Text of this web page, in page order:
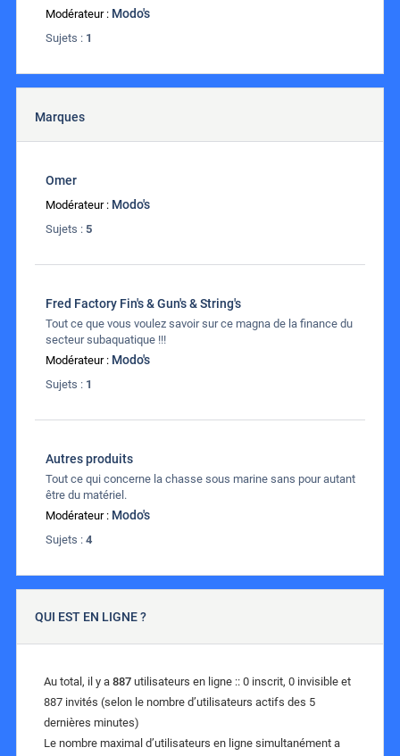
Modérateur : Modo's
Sujets : 1
Marques
Omer
Modérateur : Modo's
Sujets : 5
Fred Factory Fin's & Gun's & String's
Tout ce que vous voulez savoir sur ce magna de la finance du
secteur subaquatique !!!
Modérateur : Modo's
Sujets : 1
Autres produits
Tout ce qui concerne la chasse sous marine sans pour autant
être du matériel.
Modérateur : Modo's
Sujets : 4
QUI EST EN LIGNE ?
Au total, il y a 887 utilisateurs en ligne :: 0 inscrit, 0 invisible et
887 invités (selon le nombre d’utilisateurs actifs des 5
dernières minutes)
Le nombre maximal d’utilisateurs en ligne simultanément a